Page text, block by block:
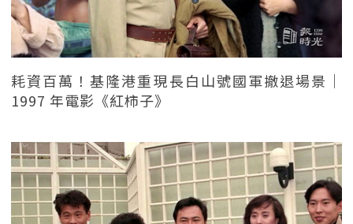
耗資百萬！基隆港重現長白山號國軍撤退場景｜
1997 年電影《紅柿子》